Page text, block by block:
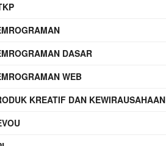
DASAR
WEB
KREATIF DAN KEWIRAUSAHAAN